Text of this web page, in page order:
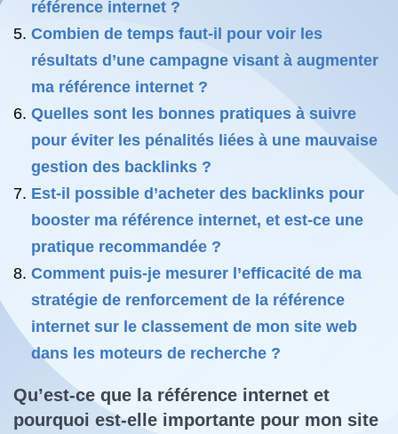
référence internet ?
Combien de temps faut-il pour voir les
résultats d’une campagne visant à augmenter
ma référence internet ?
Quelles sont les bonnes pratiques à suivre
pour éviter les pénalités liées à une mauvaise
gestion des backlinks ?
Est-il possible d’acheter des backlinks pour
booster ma référence internet, et est-ce une
pratique recommandée ?
Comment puis-je mesurer l’efficacité de ma
stratégie de renforcement de la référence
internet sur le classement de mon site web
dans les moteurs de recherche ?
Qu’est-ce que la référence internet et
pourquoi est-elle importante pour mon site